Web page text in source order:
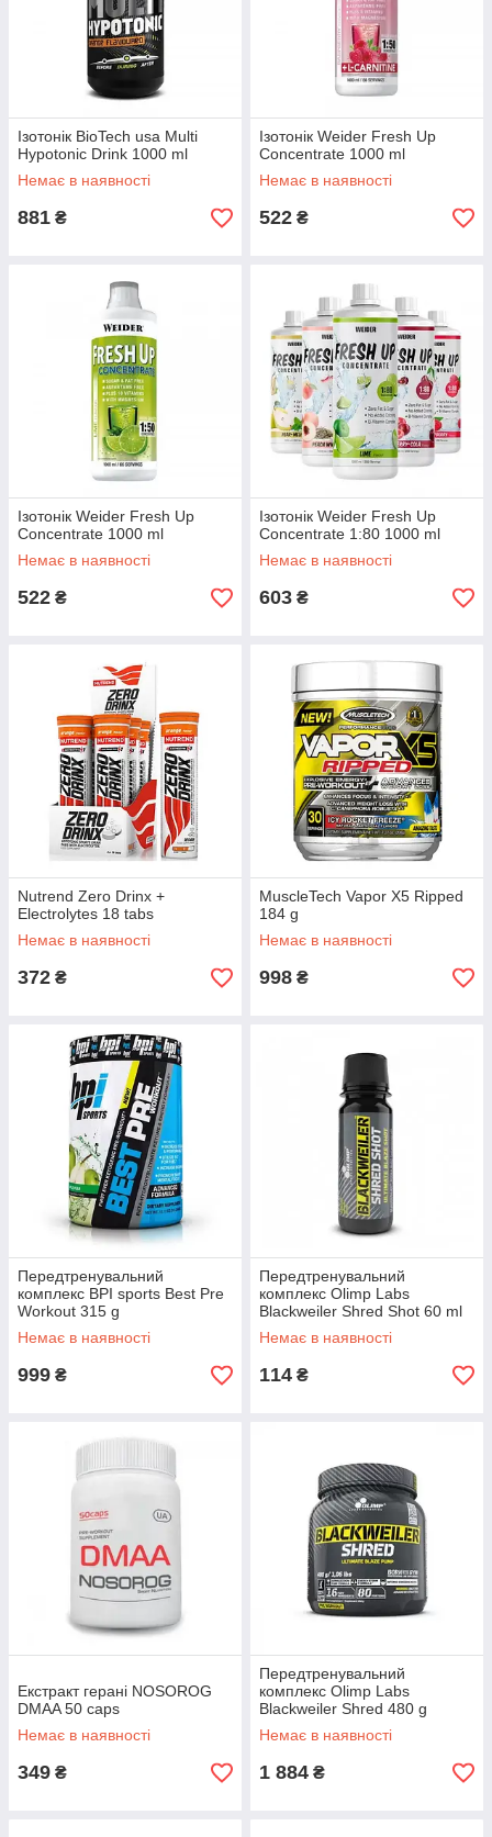
Ізотонік BioTech usa Multi
Hypotonic Drink 1000 ml
Немає в наявності
881 ₴
Ізотонік Weider Fresh Up
Concentrate 1000 ml
Немає в наявності
522 ₴
Ізотонік Weider Fresh Up
Concentrate 1000 ml
Немає в наявності
522 ₴
Ізотонік Weider Fresh Up
Concentrate 1:80 1000 ml
Немає в наявності
603 ₴
Nutrend Zero Drinx +
Electrolytes 18 tabs
Немає в наявності
372 ₴
MuscleTech Vapor X5 Ripped
184 g
Немає в наявності
998 ₴
Передтренувальний
комплекс BPI sports Best Pre
Workout 315 g
Немає в наявності
999 ₴
Передтренувальний
комплекс Olimp Labs
Blackweiler Shred Shot 60 ml
Немає в наявності
114 ₴
Екстракт герані NOSOROG
DMAA 50 caps
Немає в наявності
349 ₴
Передтренувальний
комплекс Olimp Labs
Blackweiler Shred 480 g
Немає в наявності
1 884 ₴